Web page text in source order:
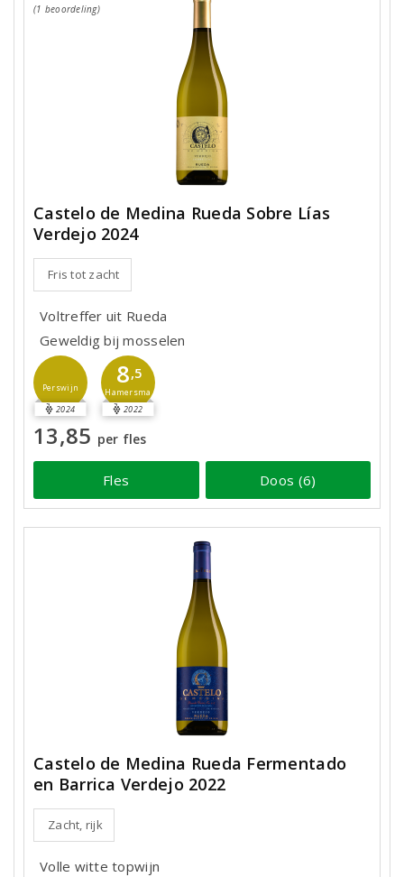
(1 beoordeling)
Castelo de Medina Rueda Sobre Lías
Verdejo 2024
Fris tot zacht
Voltreffer uit Rueda
Geweldig bij mosselen
Perswijn
2024
8,5
Hamersma
2022
13,85 per fles
Fles Doos (6)
Castelo de Medina Rueda Fermentado
en Barrica Verdejo 2022
Zacht, rijk
Volle witte topwijn